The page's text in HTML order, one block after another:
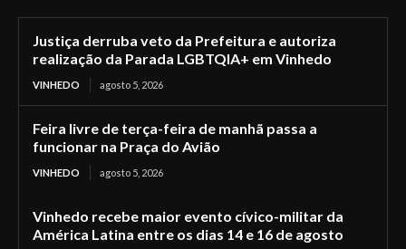
Justiça derruba veto da Prefeitura e autoriza
realização da Parada LGBTQIA+ em Vinhedo
VINHEDO agosto 5, 2026
Feira livre de terça-feira de manhã passa a
funcionar na Praça do Avião
VINHEDO agosto 5, 2026
Vinhedo recebe maior evento cívico-militar da
América Latina entre os dias 14 e 16 de agosto